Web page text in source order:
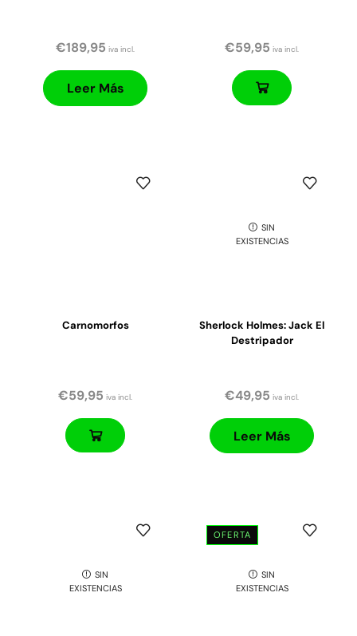
€189,95 iva incl.
Leer Más
€59,95 iva incl.
Carnomorfos
€59,95 iva incl.
SIN
EXISTENCIAS
Sherlock Holmes: Jack El
Destripador
€49,95 iva incl.
Leer Más
SIN
EXISTENCIAS
OFERTA
SIN
EXISTENCIAS